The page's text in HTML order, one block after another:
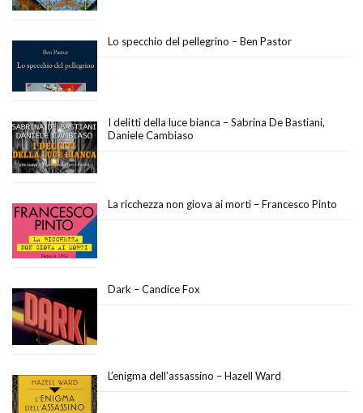
Lo specchio del pellegrino – Ben Pastor
I delitti della luce bianca – Sabrina De Bastiani,
Daniele Cambiaso
La ricchezza non giova ai morti – Francesco Pinto
Dark – Candice Fox
L’enigma dell’assassino – Hazell Ward